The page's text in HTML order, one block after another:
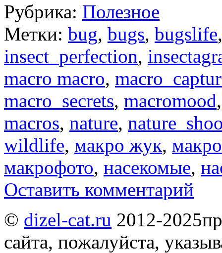
Рубрика: Полезное
Метки: bug, bugs, bugslife
insect_perfection,
macro macro,
macro_secrets, macromood
macros, nature,
wildlife, макро жук,
макрофото, насекомые,
Оставить комментарий
© dizel-cat.ru 2012-2025
сайта, пожалуйста,